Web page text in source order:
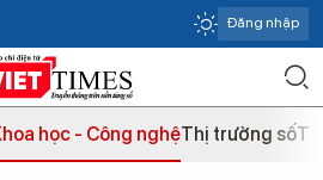
Đăng nhập
học - Công nghệThị trường số